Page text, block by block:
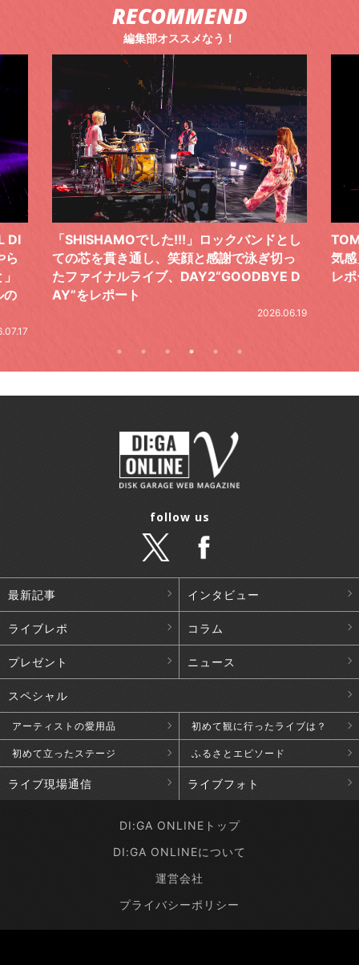
RECOMMEND
編集部オススメなう！
DI
ら
の
「SHISHAMOでした!!!」ロックバンドとし
ての芯を貫き通し、笑顔と感謝で泳ぎ切っ
たファイナルライブ、DAY2“GOODBYE D
AY”をレポート
2026.06.19
気
レ
最新記事 インタビュー
ライブレポ コラム
プレゼント ニュース
スペシャル
アーティストの愛用品 初めて観に行ったライブは？
初めて立ったステージ ふるさとエピソード
ライブ現場通信 ライブフォト
follow us
DI:GA ONLINEトップ
DI:GA ONLINEについて
運営会社
プライバシーポリシー